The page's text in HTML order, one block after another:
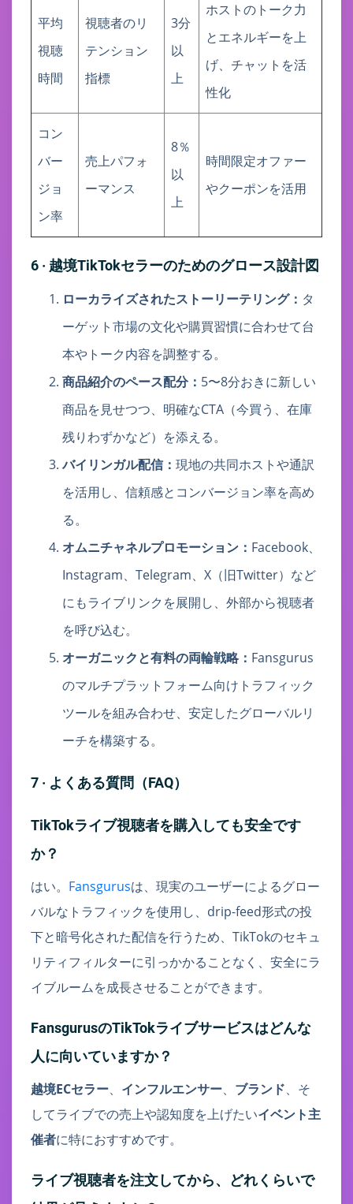
平均
視聴
時間
視聴者のリ
テンション
指標
3分
以
上
ホストのトーク力
とエネルギーを上
げ、チャットを活
性化
コン
バー
ジョ
ン率
売上パフォ
ーマンス
8％
以
上
時間限定オファー
やクーポンを活用
6 · 越境TikTokセラーのためのグロース設計図
ローカライズされたストーリーテリング： タ
ーゲット市場の文化や購買習慣に合わせて台
本やトーク内容を調整する。
商品紹介のペース配分： 5〜8分おきに新しい
商品を見せつつ、明確なCTA（今買う、在庫
残りわずかなど）を添える。
バイリンガル配信： 現地の共同ホストや通訳
を活用し、信頼感とコンバージョン率を高め
る。
オムニチャネルプロモーション： Facebook、
Instagram、Telegram、X（旧Twitter）など
にもライブリンクを展開し、外部から視聴者
を呼び込む。
オーガニックと有料の両輪戦略： Fansgurus
のマルチプラットフォーム向けトラフィック
ツールを組み合わせ、安定したグローバルリ
ーチを構築する。
7 · よくある質問（FAQ）
TikTokライブ視聴者を購入しても安全です
か？
はい。 Fansgurusは、現実のユーザーによるグロー
バルなトラフィックを使用し、drip-feed形式の投
下と暗号化された配信を行うため、TikTokのセキュ
リティフィルターに引っかかることなく、安全にラ
イブルームを成長させることができます。
FansgurusのTikTokライブサービスはどんな
人に向いていますか？
越境ECセラー、 インフルエンサー、 ブランド、そ
してライブでの売上や認知度を上げたいイベント主
催者に特におすすめです。
ライブ視聴者を注文してから、どれくらいで